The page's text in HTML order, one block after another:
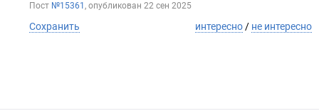
Пост №15361 , опубликован 22 сен 2025
Сохранить интересно / не интересно